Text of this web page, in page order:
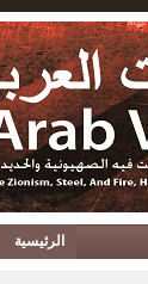
الرئيسية